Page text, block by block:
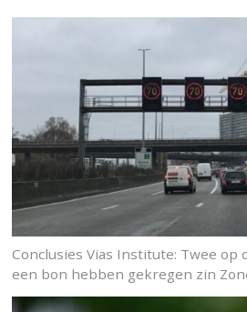
Conclusies Vias Institute: Twee
een bon hebben gekregen zin